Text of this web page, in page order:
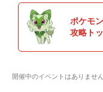
ポケモ
攻略ト
開催中のイベントはありません